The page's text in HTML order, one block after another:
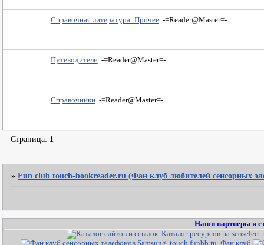
Справочная литература: Прочее -=Reader@Master=-
Путеводители -=Reader@Master=-
Справочники -=Reader@Master=-
Страница: 1
»Fun club touch-bookreader.ru (Фан клуб любителей сенсорных
Наши партнеры и